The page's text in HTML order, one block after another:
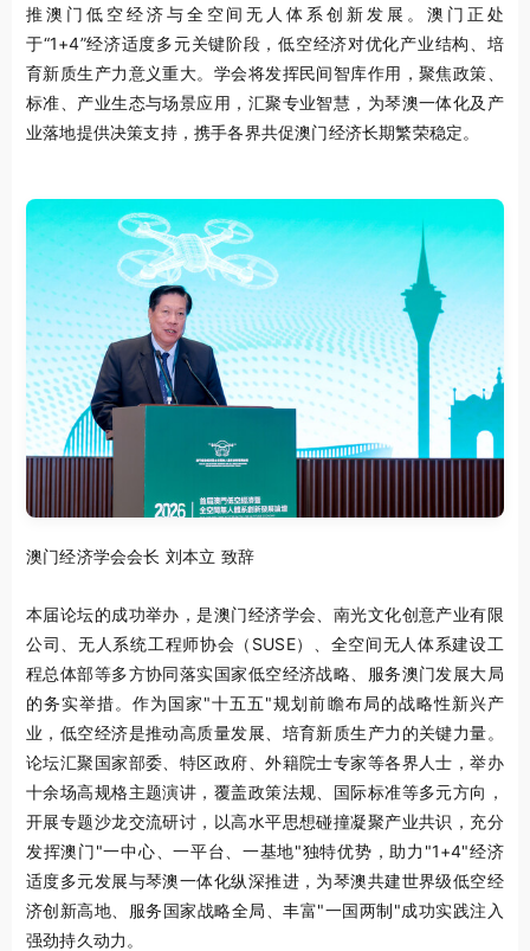
推澳门低空经济与全空间无人体系创新发展。澳门正处
于“1+4”经济适度多元关键阶段，低空经济对优化产业结构、培
育新质生产力意义重大。学会将发挥民间智库作用，聚焦政策、
标准、产业生态与场景应用，汇聚专业智慧，为琴澳一体化及产
业落地提供决策支持，携手各界共促澳门经济长期繁荣稳定。
澳门经济学会会长 刘本立 致辞
本届论坛的成功举办，是澳门经济学会 、南光文化创意产业有限
公司、无人系统工程师协会（SUSE）、全空间无人体系建设工
程总体部等多方协同落实国家低空经济战略、服务澳门发展大局
的务实举措。作为国家"十五五"规划前瞻布局的战略性新兴产
业，低空经济是推动高质量发展、培育新质生产力的关键力量。
论坛汇聚国家部委、特区政府、外籍院士专家等各界人士，举办
十余场高规格主题演讲，覆盖政策法规、国际标准等多元方向，
开展专题沙龙交流研讨，以高水平思想碰撞凝聚产业共识，充分
发挥澳门"一中心、一平台、一基地"独特优势，助力"1+4"经济
适度多元发展与琴澳一体化纵深推进，为琴澳共建世界级低空经
济创新高地、服务国家战略全局、丰富"一国两制"成功实践注入
强劲持久动力。